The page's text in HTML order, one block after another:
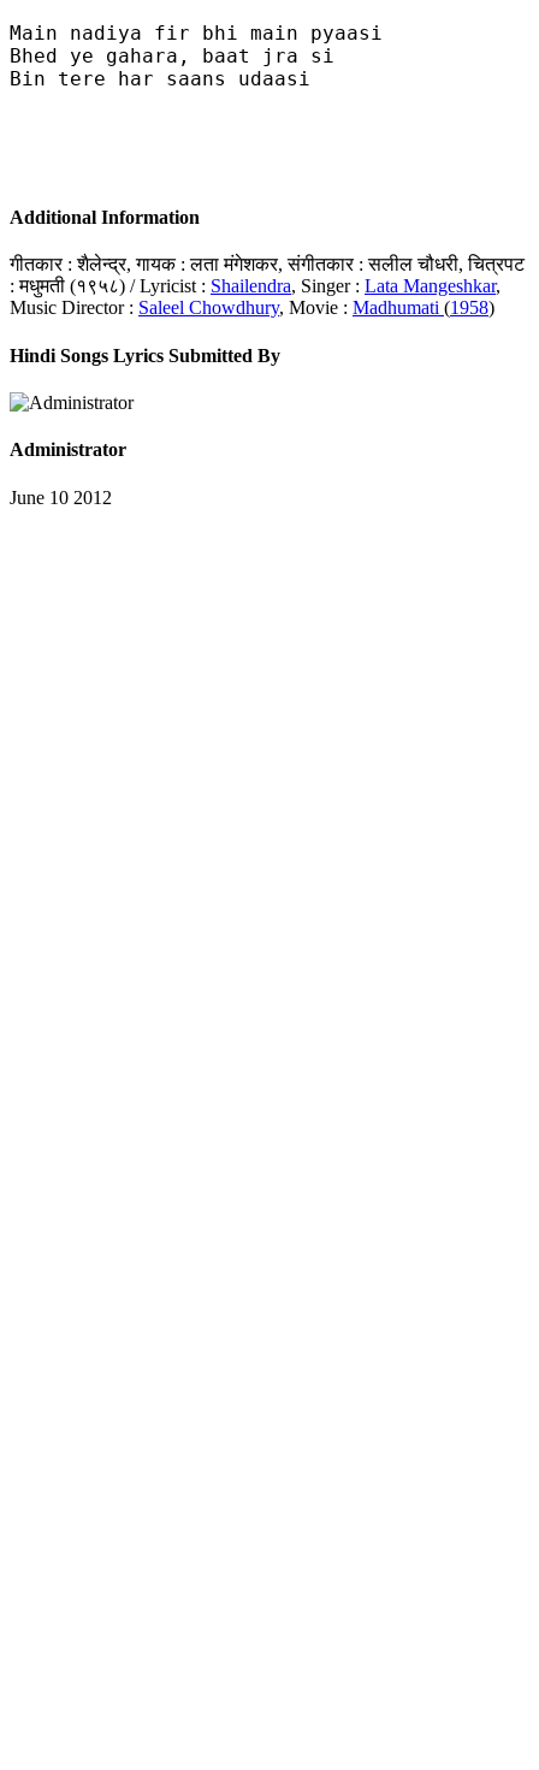
Main nadiya fir bhi main pyaasi
Bhed ye gahara, baat jra si
Bin tere har saans udaasi
Additional Information
गीतकार : शैलेन्द्र, गायक : लता मंगेशकर, संगीतकार : सलील चौधरी, चित्रपट
: मधुमती (१९५८) / Lyricist : Shailendra, Singer : Lata Mangeshkar,
Music Director : Saleel Chowdhury, Movie : Madhumati (1958)
Hindi Songs Lyrics Submitted By
Administrator
June 10 2012